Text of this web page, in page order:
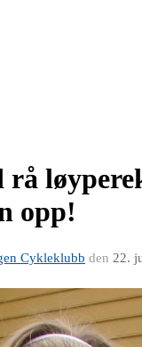
rå
opp!
Cykleklubb den 22.